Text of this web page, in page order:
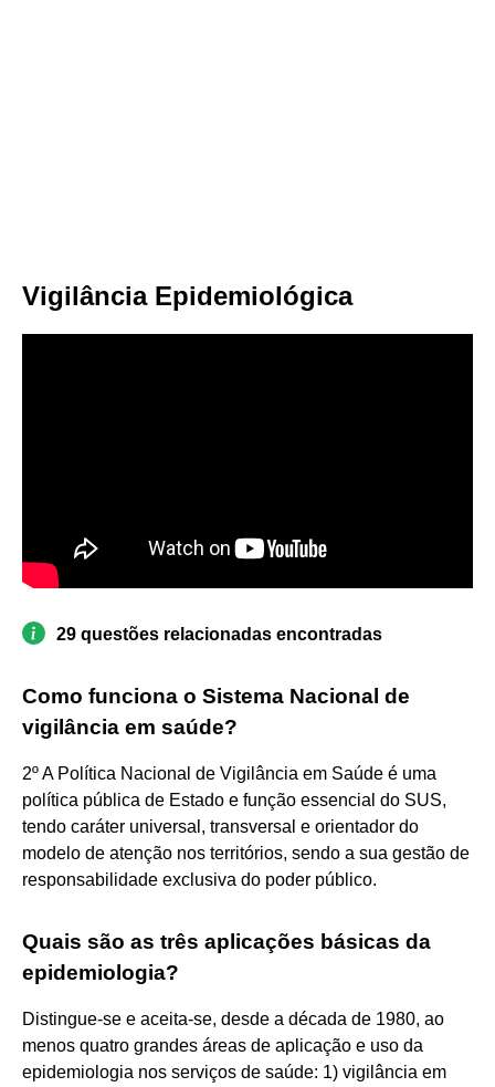
Vigilância Epidemiológica
29 questões relacionadas encontradas
Como funciona o Sistema Nacional de
vigilância em saúde?
2º A Política Nacional de Vigilância em Saúde é uma
política pública de Estado e função essencial do SUS,
tendo caráter universal, transversal e orientador do
modelo de atenção nos territórios, sendo a sua gestão de
responsabilidade exclusiva do poder público.
Quais são as três aplicações básicas da
epidemiologia?
Distingue-se e aceita-se, desde a década de 1980, ao
menos quatro grandes áreas de aplicação e uso da
epidemiologia nos serviços de saúde: 1) vigilância em